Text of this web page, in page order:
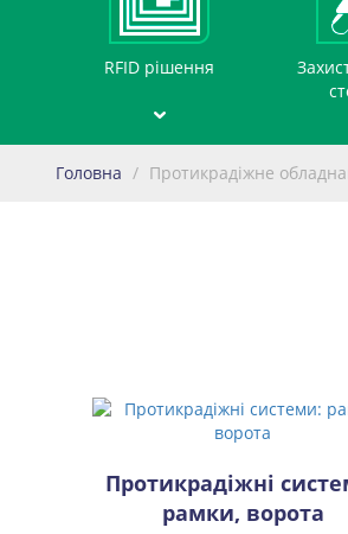
RFID рішення
Головна / Протикрадіжне
Протикрадіжні
рамки, ворота